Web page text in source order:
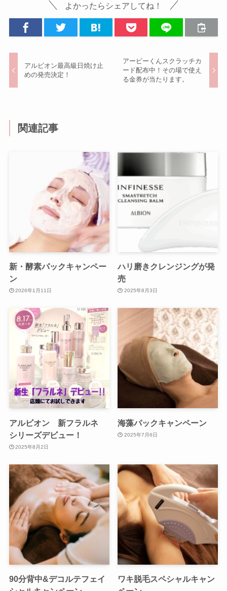
よかったらシェアしてね！
アルビオン最高級日焼け止
めの発売決定！
アービーくんスクラッチカ
ード配布中！その場で使え
る金券が当たります。
関連記事
新・酵素パックキャンペー
ン
2026年1月11日
ハリ磨きクレンジングが発
売
2025年8月3日
アルビオン 新フラルネ
シリーズデビュー！
2025年8月2日
海藻パックキャンペーン
2025年7月6日
90分背中&デコルテフェイ
ワキ脱毛スペシャルキャン